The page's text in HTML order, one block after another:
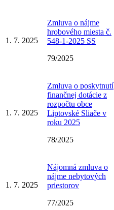
1. 7. 2025
Zmluva o nájme
hrobového miesta č.
548-1-2025 SS
79/2025
1. 7. 2025
Zmluva o poskytnutí
finančnej dotácie z
rozpočtu obce
Liptovské Sliače v
roku 2025
78/2025
1. 7. 2025
Nájomná zmluva o
nájme nebytových
priestorov
77/2025